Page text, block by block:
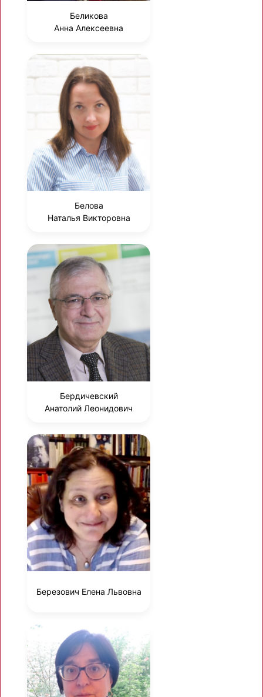
Беликова
Анна Алексеевна
Белова
Наталья Викторовна
Бердичевский
Анатолий Леонидович
Березович Елена Львовна